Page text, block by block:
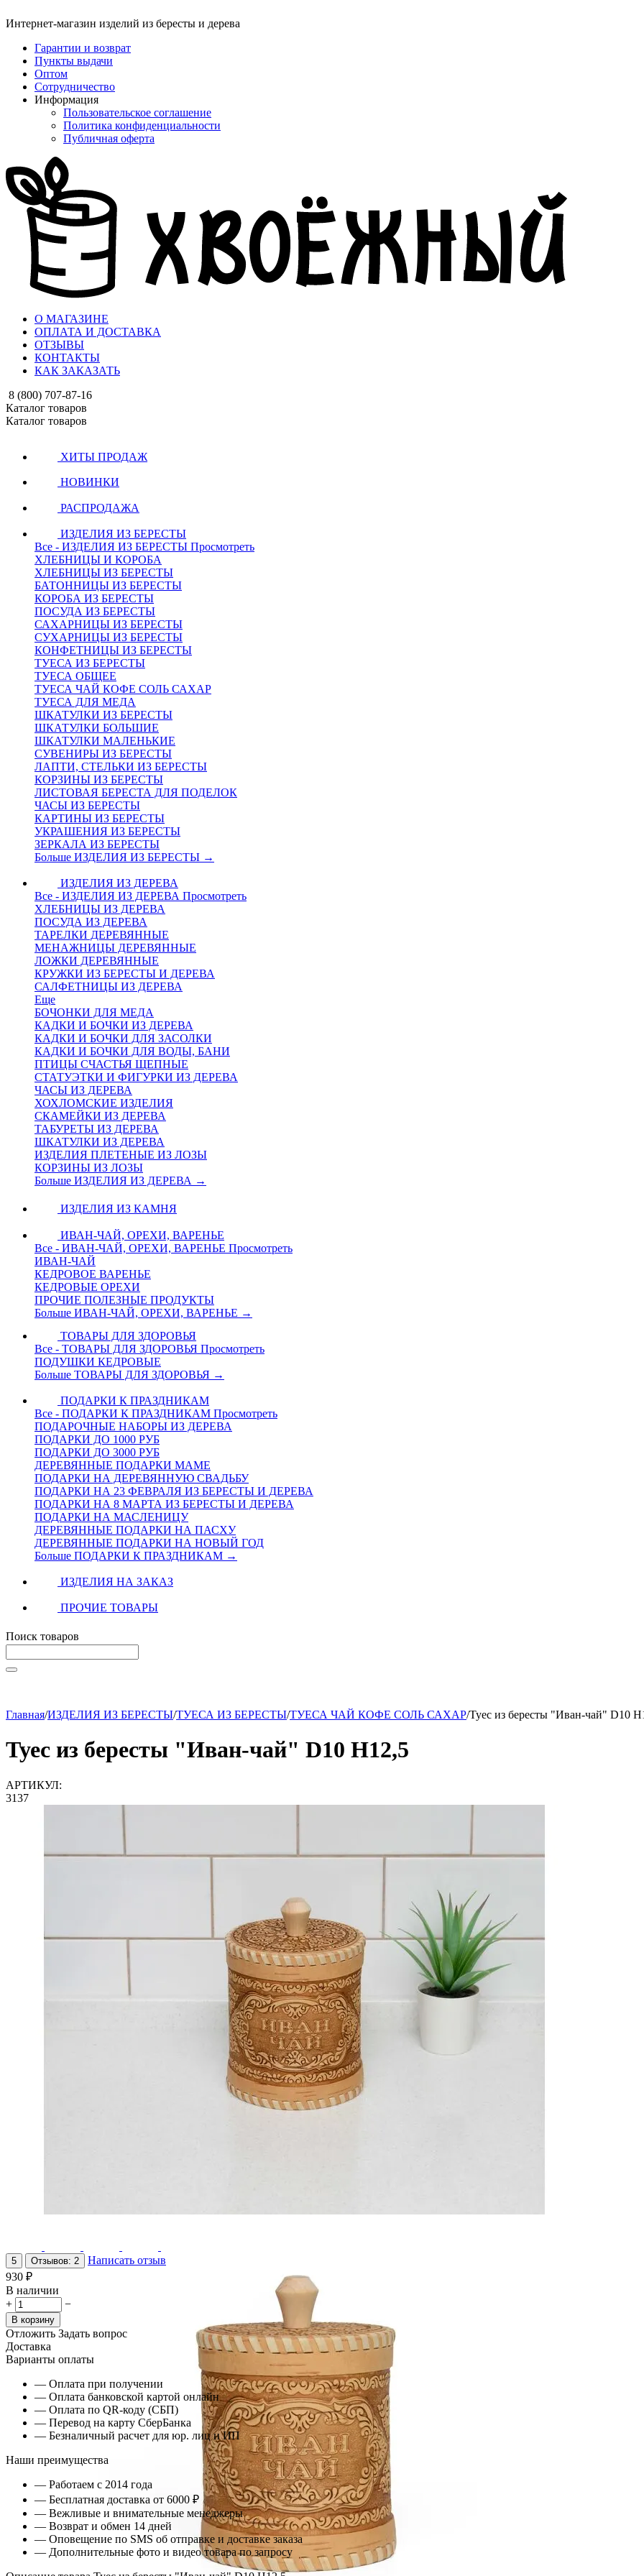
Интернет-магазин изделий из бересты и дерева
Гарантии и возврат
Пункты выдачи
Оптом
Сотрудничество
Информация
Пользовательское соглашение
Политика конфиденциальности
Публичная оферта
О МАГАЗИНЕ
ОПЛАТА И ДОСТАВКА
ОТЗЫВЫ
КОНТАКТЫ
КАК ЗАКАЗАТЬ
8 (800) 707-87-16
Каталог товаров
Каталог товаров
ХИТЫ ПРОДАЖ
НОВИНКИ
РАСПРОДАЖА
ИЗДЕЛИЯ ИЗ БЕРЕСТЫ
Все - ИЗДЕЛИЯ ИЗ БЕРЕСТЫ Просмотреть
ХЛЕБНИЦЫ И КОРОБА
ХЛЕБНИЦЫ ИЗ БЕРЕСТЫ
БАТОННИЦЫ ИЗ БЕРЕСТЫ
КОРОБА ИЗ БЕРЕСТЫ
ПОСУДА ИЗ БЕРЕСТЫ
САХАРНИЦЫ ИЗ БЕРЕСТЫ
СУХАРНИЦЫ ИЗ БЕРЕСТЫ
КОНФЕТНИЦЫ ИЗ БЕРЕСТЫ
ТУЕСА ИЗ БЕРЕСТЫ
ТУЕСА ОБЩЕЕ
ТУЕСА ЧАЙ КОФЕ СОЛЬ САХАР
ТУЕСА ДЛЯ МЕДА
ШКАТУЛКИ ИЗ БЕРЕСТЫ
ШКАТУЛКИ БОЛЬШИЕ
ШКАТУЛКИ МАЛЕНЬКИЕ
СУВЕНИРЫ ИЗ БЕРЕСТЫ
ЛАПТИ, СТЕЛЬКИ ИЗ БЕРЕСТЫ
КОРЗИНЫ ИЗ БЕРЕСТЫ
ЛИСТОВАЯ БЕРЕСТА ДЛЯ ПОДЕЛОК
ЧАСЫ ИЗ БЕРЕСТЫ
КАРТИНЫ ИЗ БЕРЕСТЫ
УКРАШЕНИЯ ИЗ БЕРЕСТЫ
ЗЕРКАЛА ИЗ БЕРЕСТЫ
Больше ИЗДЕЛИЯ ИЗ БЕРЕСТЫ →
ИЗДЕЛИЯ ИЗ ДЕРЕВА
Все - ИЗДЕЛИЯ ИЗ ДЕРЕВА Просмотреть
ХЛЕБНИЦЫ ИЗ ДЕРЕВА
ПОСУДА ИЗ ДЕРЕВА
ТАРЕЛКИ ДЕРЕВЯННЫЕ
МЕНАЖНИЦЫ ДЕРЕВЯННЫЕ
ЛОЖКИ ДЕРЕВЯННЫЕ
КРУЖКИ ИЗ БЕРЕСТЫ И ДЕРЕВА
САЛФЕТНИЦЫ ИЗ ДЕРЕВА
Еще
БОЧОНКИ ДЛЯ МЕДА
КАДКИ И БОЧКИ ИЗ ДЕРЕВА
КАДКИ И БОЧКИ ДЛЯ ЗАСОЛКИ
КАДКИ И БОЧКИ ДЛЯ ВОДЫ, БАНИ
ПТИЦЫ СЧАСТЬЯ ЩЕПНЫЕ
СТАТУЭТКИ И ФИГУРКИ ИЗ ДЕРЕВА
ЧАСЫ ИЗ ДЕРЕВА
ХОХЛОМСКИЕ ИЗДЕЛИЯ
СКАМЕЙКИ ИЗ ДЕРЕВА
ТАБУРЕТЫ ИЗ ДЕРЕВА
ШКАТУЛКИ ИЗ ДЕРЕВА
ИЗДЕЛИЯ ПЛЕТЕНЫЕ ИЗ ЛОЗЫ
КОРЗИНЫ ИЗ ЛОЗЫ
Больше ИЗДЕЛИЯ ИЗ ДЕРЕВА →
ИЗДЕЛИЯ ИЗ КАМНЯ
ИВАН-ЧАЙ, ОРЕХИ, ВАРЕНЬЕ
Все - ИВАН-ЧАЙ, ОРЕХИ, ВАРЕНЬЕ Просмотреть
ИВАН-ЧАЙ
КЕДРОВОЕ ВАРЕНЬЕ
КЕДРОВЫЕ ОРЕХИ
ПРОЧИЕ ПОЛЕЗНЫЕ ПРОДУКТЫ
Больше ИВАН-ЧАЙ, ОРЕХИ, ВАРЕНЬЕ →
ТОВАРЫ ДЛЯ ЗДОРОВЬЯ
Все - ТОВАРЫ ДЛЯ ЗДОРОВЬЯ Просмотреть
ПОДУШКИ КЕДРОВЫЕ
Больше ТОВАРЫ ДЛЯ ЗДОРОВЬЯ →
ПОДАРКИ К ПРАЗДНИКАМ
Все - ПОДАРКИ К ПРАЗДНИКАМ Просмотреть
ПОДАРОЧНЫЕ НАБОРЫ ИЗ ДЕРЕВА
ПОДАРКИ ДО 1000 РУБ
ПОДАРКИ ДО 3000 РУБ
ДЕРЕВЯННЫЕ ПОДАРКИ МАМЕ
ПОДАРКИ НА ДЕРЕВЯННУЮ СВАДЬБУ
ПОДАРКИ НА 23 ФЕВРАЛЯ ИЗ БЕРЕСТЫ И ДЕРЕВА
ПОДАРКИ НА 8 МАРТА ИЗ БЕРЕСТЫ И ДЕРЕВА
ПОДАРКИ НА МАСЛЕНИЦУ
ДЕРЕВЯННЫЕ ПОДАРКИ НА ПАСХУ
ДЕРЕВЯННЫЕ ПОДАРКИ НА НОВЫЙ ГОД
Больше ПОДАРКИ К ПРАЗДНИКАМ →
ИЗДЕЛИЯ НА ЗАКАЗ
ПРОЧИЕ ТОВАРЫ
Поиск товаров
Главная/ИЗДЕЛИЯ ИЗ БЕРЕСТЫ/ТУЕСА ИЗ БЕРЕСТЫ/ТУЕСА ЧАЙ КОФЕ СОЛЬ САХАР/Туес из бересты "Иван-чай" D10
Туес из бересты "Иван-чай" D10 H12,5
АРТИКУЛ:
3137
5 Отзывов: 2
Написать отзыв
‍930‍ ₽
В наличии
+
−
В корзину
Отложить Задать вопрос
Доставка
Варианты оплаты
— Оплата при получении
— Оплата банковской картой онлайн
— Оплата по QR-коду (СБП)
— Перевод на карту СберБанка
— Безналичный расчет для юр. лиц и ИП
Наши преимущества
— Работаем с 2014 года
— Бесплатная доставка от 6000 ₽
— Вежливые и внимательные менеджеры
— Возврат и обмен 14 дней
— Оповещение по SMS об отправке и доставке заказа
— Дополнительные фото и видео товара по запросу